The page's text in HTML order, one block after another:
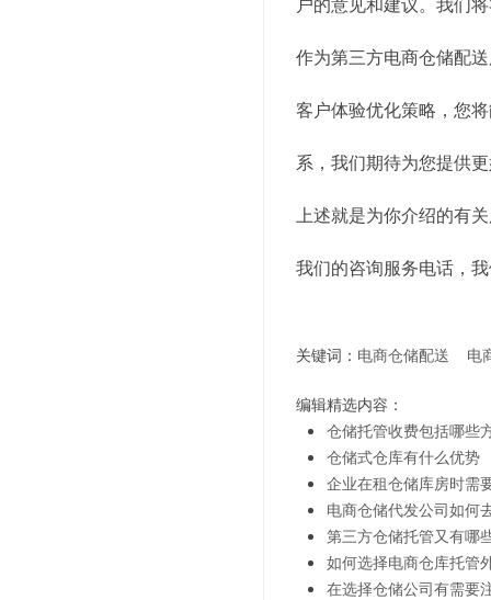
户的意见和建议。我们
作为第三方电商仓储配
客户体验优化策略，您
系，我们期待为您提供
上述就是为你介绍的有
我们的咨询服务电话，
关键词： 电商仓储配送 电
编辑精选内容：
仓储托管收费包括哪些
仓储式仓库有什么优势
企业在租仓储库房时需
电商仓储代发公司如何
第三方仓储托管又有哪
如何选择电商仓库托管
在选择仓储公司有需要